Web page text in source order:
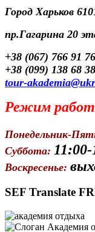
Город Харьков
пр.Гагарина 20
+38 (067) 766 91 76
+38 (099) 138 68 38
tour-
Режим
Понедельник-
Суббота:
Воскресенье:
SEF Translate